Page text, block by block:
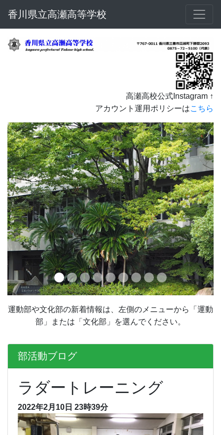
香川県立高瀬高等学校
高瀬高校公式Instagram ↑
アカウント運用ポリシーはこちら
運動部や文化部の新着情報は、左側のメニューから「運動
部」または「文化部」を選んでください。
部活動ブログ
ラダートレーニング
2022年2月10日 23時39分